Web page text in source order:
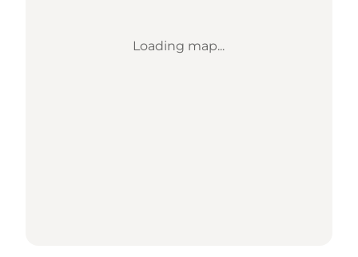
Loading map...